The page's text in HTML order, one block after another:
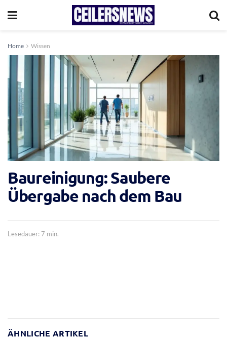
Home Wissen
Baureinigung: Saubere
Übergabe nach dem Bau
Lesedauer: 7 min.
ÄHNLICHE ARTIKEL